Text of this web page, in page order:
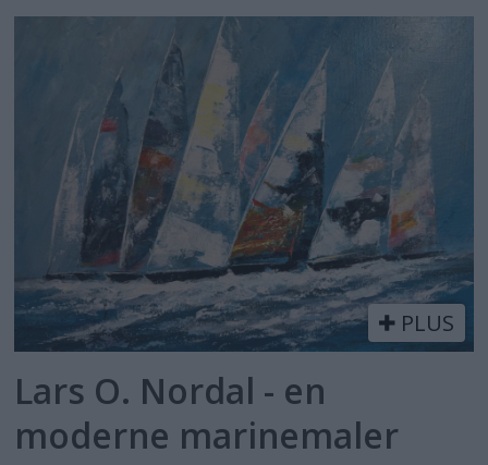
PLUS
Lars O. Nordal - en
moderne marinemaler